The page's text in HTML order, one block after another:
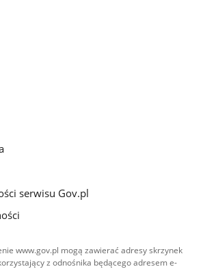
serwisu Gov.pl
www.gov.pl mogą zawierać adresy skrzynek
z odnośnika będącego adresem e-